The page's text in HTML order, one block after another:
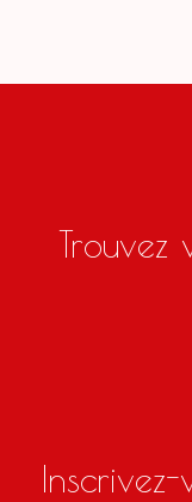
Trouvez